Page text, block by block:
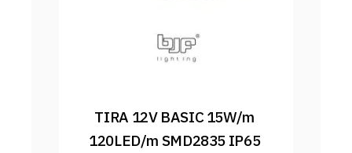
TIRA 12V BASIC 15W/m
120LED/m SMD2835 IP65